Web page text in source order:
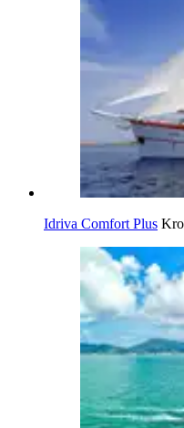
Idriva Comfort Plus